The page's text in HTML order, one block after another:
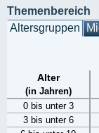
Themenbereich
Altersgruppen
Alter
(in Jahren)
0 bis unter 3
3 bis unter 6